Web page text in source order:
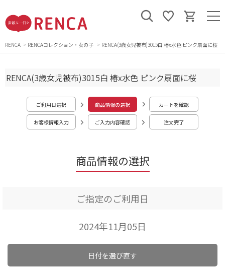
RENCA RENCAコレクション・女の子 RENCA(3歳女児被布)3015白 椿x水色 ピンク扇面に桜
商品情報の選択
RENCA(3歳女児被布)3015白 椿x水色 ピンク扇面に桜
ご利用日選択 商品情報の選択 カートを確認
お客様情報入力 ご入力内容確認 注文完了
ご指定のご利用日
2024年11月05日
日付を選び直す